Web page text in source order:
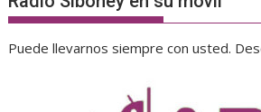
Puede llevarnos siempre con usted.